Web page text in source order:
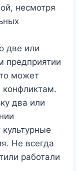
несмотря
две или
предприятии
может
конфликтам.
два или
Не всегда
работали